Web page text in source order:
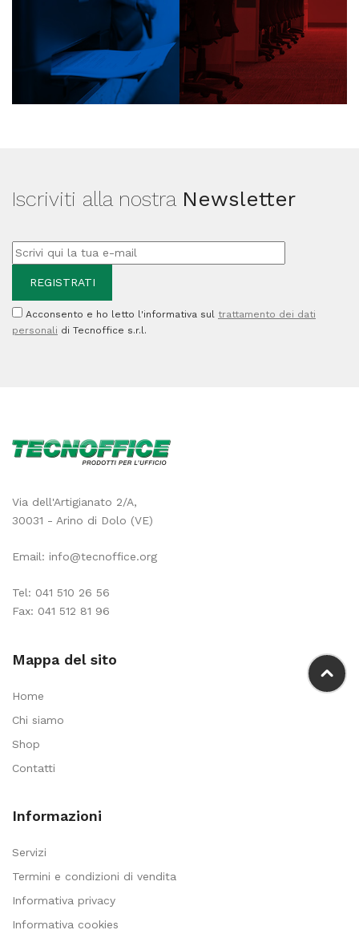
Iscriviti alla nostra Newsletter
Acconsento e ho letto l'informativa sul trattamento dei dati
personali di Tecnoffice s.r.l.
Via dell'Artigianato 2/A,
30031 - Arino di Dolo (VE)
Email: info@tecnoffice.org
Tel: 041 510 26 56
Fax: 041 512 81 96
Mappa del sito
Home
Chi siamo
Shop
Contatti
Informazioni
Servizi
Termini e condizioni di vendita
Informativa privacy
Informativa cookies